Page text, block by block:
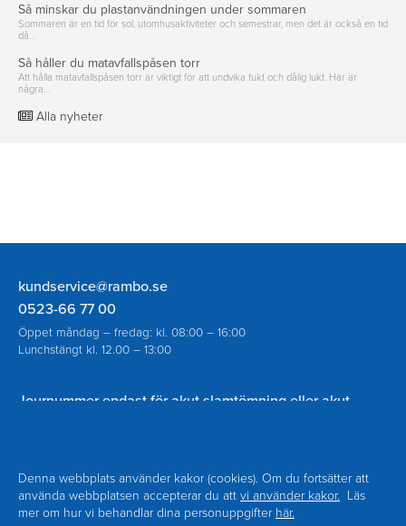
Så minskar du plastanvändningen under sommaren
Sommaren är en tid för sol, utomhusaktiviteter och semestrar, men det är också en tid
då…
Så håller du matavfallspåsen torr
Att hålla matavfallspåsen torr är viktigt för att undvika fukt och dålig lukt. Här är
några…
Alla nyheter
Denna webbplats använder kakor (cookies). Om du fortsätter att
använda webbplatsen accepterar du att vi använder kakor. Läs
mer om hur vi behandlar dina personuppgifter här.
Rambo
AB
kundservice@rambo.se
0523-66 77 00
Öppet måndag – fredag: kl. 08:00 – 16:00
Lunchstängt kl. 12.00 – 13:00
Journummer endast för akut slamtömning eller akut